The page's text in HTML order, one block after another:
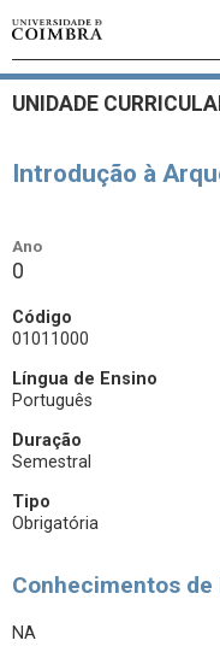
UNIDADE
Introdução à
Ano
0
Código
01011000
Língua de Ensino
Português
Duração
Semestral
Tipo
Obrigatória
Conhecimentos de
NA